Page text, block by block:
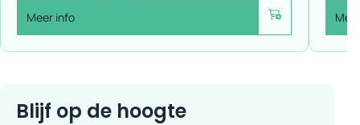
Meer info Voeg toe
Blijf op de hoogte